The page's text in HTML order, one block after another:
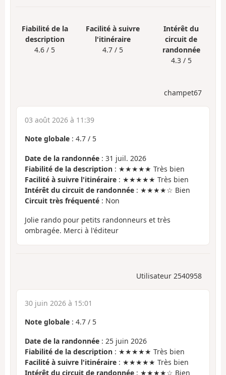
Fiabilité de la
description
4.6 / 5
Facilité à suivre
l'itinéraire
4.7 / 5
Intérêt du
circuit de
randonnée
4.3 / 5
champet67
03 août 2026 à 11:39
Note globale : 4.7 / 5
Date de la randonnée : 31 juil. 2026
Fiabilité de la description : ★★★★★ Très bien
Facilité à suivre l'itinéraire : ★★★★★ Très bien
Intérêt du circuit de randonnée : ★★★★☆ Bien
Circuit très fréquenté : Non
Jolie rando pour petits randonneurs et très
ombragée. Merci à l'éditeur
Utilisateur 2540958
30 juin 2026 à 15:01
Note globale : 4.7 / 5
Date de la randonnée : 25 juin 2026
Fiabilité de la description : ★★★★★ Très bien
Facilité à suivre l'itinéraire : ★★★★★ Très bien
Intérêt du circuit de randonnée : ★★★★☆ Bien